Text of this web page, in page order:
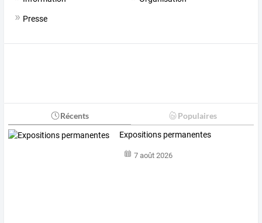
Presse
Récents Populaires
Expositions permanentes
7 août 2026